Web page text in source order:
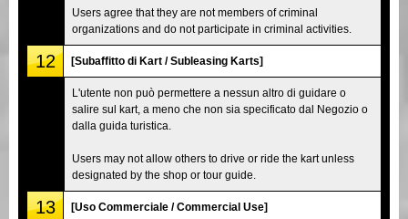
Users agree that they are not members of criminal
organizations and do not participate in criminal activities.
12 [Subaffitto di Kart / Subleasing Karts]
L'utente non può permettere a nessun altro di guidare o
salire sul kart, a meno che non sia specificato dal Negozio o
dalla guida turistica.
Users may not allow others to drive or ride the kart unless
designated by the shop or tour guide.
13 [Uso Commerciale / Commercial Use]